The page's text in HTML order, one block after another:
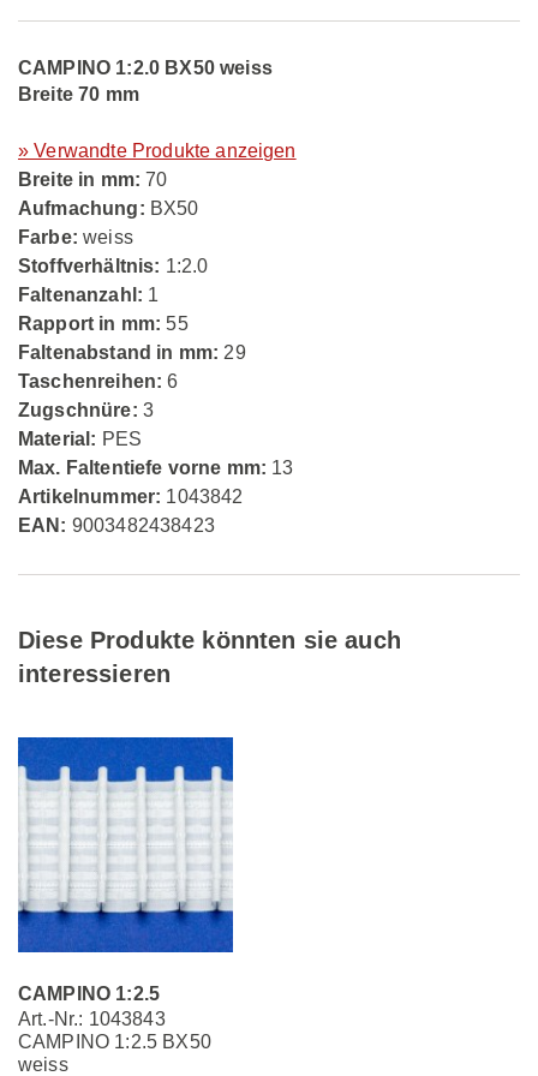
CAMPINO 1:2.0 BX50 weiss
Breite 70 mm
» Verwandte Produkte anzeigen
Breite in mm: 70
Aufmachung: BX50
Farbe: weiss
Stoffverhältnis: 1:2.0
Faltenanzahl: 1
Rapport in mm: 55
Faltenabstand in mm: 29
Taschenreihen: 6
Zugschnüre: 3
Material: PES
Max. Faltentiefe vorne mm: 13
Artikelnummer: 1043842
EAN: 9003482438423
Diese Produkte könnten sie auch
interessieren
CAMPINO 1:2.5
Art.-Nr.: 1043843
CAMPINO 1:2.5 BX50
weiss